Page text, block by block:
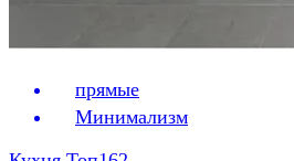
прямые
Минимализм